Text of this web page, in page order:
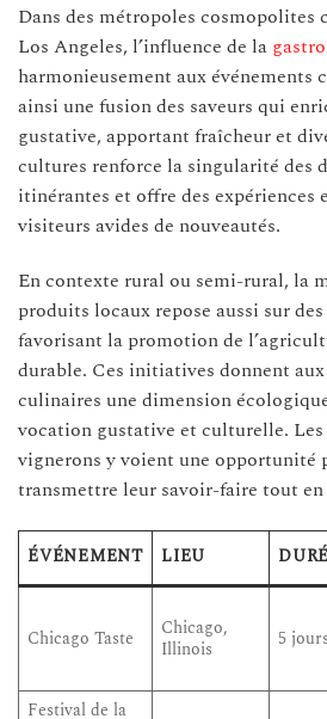
Dans des métropoles cosmopolites
Los Angeles, l’influence de la
harmonieusement aux événements
ainsi une fusion des saveurs qui
gustative, apportant fraîcheur et
cultures renforce la singularité des
itinérantes et offre des expériences
visiteurs avides de nouveautés.
En contexte rural ou semi-rural, la
produits locaux repose aussi sur
favorisant la promotion de
durable. Ces initiatives donnent
culinaires une dimension
vocation gustative et culturelle.
vignerons y voient une opportunité
transmettre leur savoir-faire tout
ÉVÉNEMENT LIEU
Chicago Taste
Chicago,
Illinois
5 jours
Festival de la